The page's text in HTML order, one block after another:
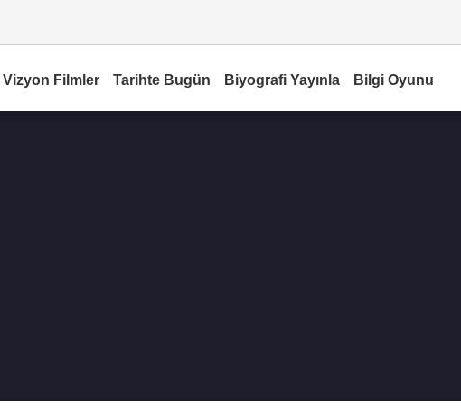
Vizyon Filmler Tarihte Bugün Biyografi Yayınla Bilgi Oyunu